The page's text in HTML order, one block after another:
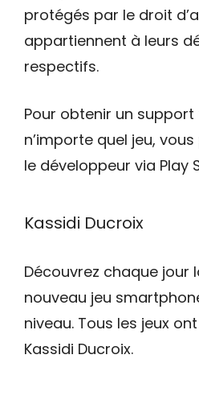
protégés par le droit
appartiennent à leurs
respectifs.
Pour obtenir un
n’importe quel jeu,
le développeur via Play
Kassidi Ducroix
Découvrez chaque jour
nouveau jeu
niveau. Tous les jeux
Kassidi Ducroix.